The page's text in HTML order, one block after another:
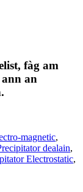
fàg am
an
magnetic,
dealain,
Electrostatic,